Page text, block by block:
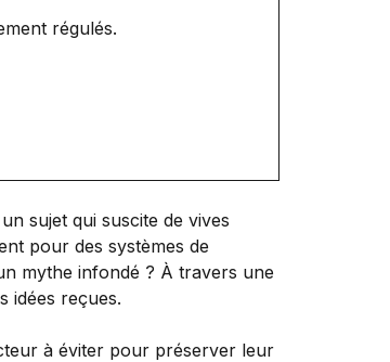
régulés.
sujet qui suscite de vives
pour des systèmes de
mythe infondé ? À travers une
idées reçues.
à éviter pour préserver leur